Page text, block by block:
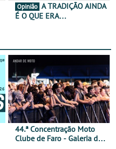
Opinião
É O QUE ERA…
44.ª Concentração Moto
Clube de Faro - Galeria de